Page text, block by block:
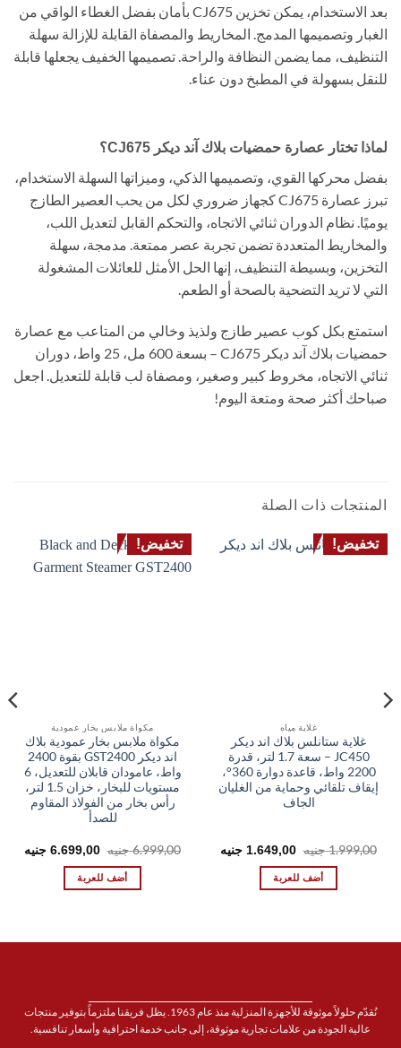
بعد الاستخدام، يمكن تخزين CJ675 بأمان بفضل الغطاء الواقي من
الغبار وتصميمها المدمج. المخاريط والمصفاة القابلة للإزالة سهلة
التنظيف، مما يضمن النظافة والراحة. تصميمها الخفيف يجعلها قابلة
للنقل بسهولة في المطبخ دون عناء.
لماذا تختار عصارة حمضيات بلاك آند ديكر CJ675؟
بفضل محركها القوي، وتصميمها الذكي، وميزاتها السهلة الاستخدام،
تبرز عصارة CJ675 كجهاز ضروري لكل من يحب العصير الطازج
يوميًا. نظام الدوران ثنائي الاتجاه، والتحكم القابل لتعديل اللب،
والمخاريط المتعددة تضمن تجربة عصر ممتعة. مدمجة، سهلة
التخزين، وبسيطة التنظيف، إنها الحل الأمثل للعائلات المشغولة
التي لا تريد التضحية بالصحة أو الطعم.
استمتع بكل كوب عصير طازج ولذيذ وخالي من المتاعب مع عصارة
حمضيات بلاك آند ديكر CJ675 – بسعة 600 مل، 25 واط، دوران
ثنائي الاتجاه، مخروط كبير وصغير، ومصفاة لب قابلة للتعديل. اجعل
صباحك أكثر صحة ومتعة اليوم!
المنتجات ذات الصلة
تخفيض!
غلاية مياه
غلاية ستانلس بلاك اند ديكر
JC450 – سعة 1.7 لتر، قدرة
2200 واط، قاعدة دوارة 360°،
إيقاف تلقائي وحماية من الغليان
الجاف
1.999,00جنيه السعر
الأصلي
هو:
1.999,00 EGP.
1.649,00 جنيهالسعر
أضف للعربة
تخفيض!
مكواة ملابس بخار عمودية
مكواة ملابس بخار عمودية بلاك
اند ديكر GST2400 بقوة 2400
واط، عامودان قابلان للتعديل، 6
مستويات للبخار، خزان 1.5 لتر،
رأس بخار من الفولاذ المقاوم
للصدأ
6.999,00جنيه السعر
الأصلي
هو:
6.999,00 EGP.
6.699,00 جنيه
أضف للعربة
نُقدّم حلولاً موثوقة للأجهزة المنزلية منذ عام 1963. يظل فريقنا ملتزماً بتوفير منتجات
عالية الجودة من علامات تجارية موثوقة، إلى جانب خدمة احترافية وأسعار تنافسية.